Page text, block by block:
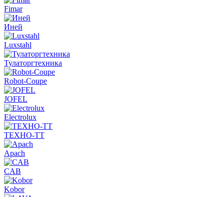
Fimar
Иней
Luxstahl
Тулаторгтехника
Robot-Coupe
JOFEL
Electrolux
ТЕХНО-ТТ
Apach
CAB
Kobor